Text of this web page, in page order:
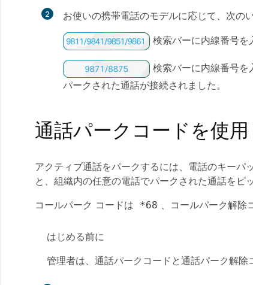
2 お使いの携帯電話のモデルに応じて、次の
検索バーに内線番号を
検索バーに内線番号を
パークされた通話が接続されました。
通話パークコードを使
アクティブ通話をパークするには、電話のキー
と、組織内の任意の電話でパークされた通話をピ
コールパーク コードは
*68 、コールパーク解除
はじめる前に
管理者は、通話パークコードと通話パーク解除